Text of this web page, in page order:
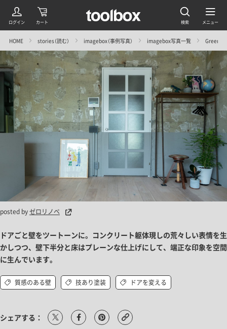
HOME stories（読む） imagebox（事例写真） imagebox写真一覧 Green
posted byゼロリノベ
ドアごと壁をツートーンに。コンクリート躯体現しの荒々しい表情を生
かしつつ、壁下半分と床はプレーンな仕上げにして、端正な印象を空間
に生んでいます。
質感のある壁 技あり塗装 ドアを変える
シェアする：